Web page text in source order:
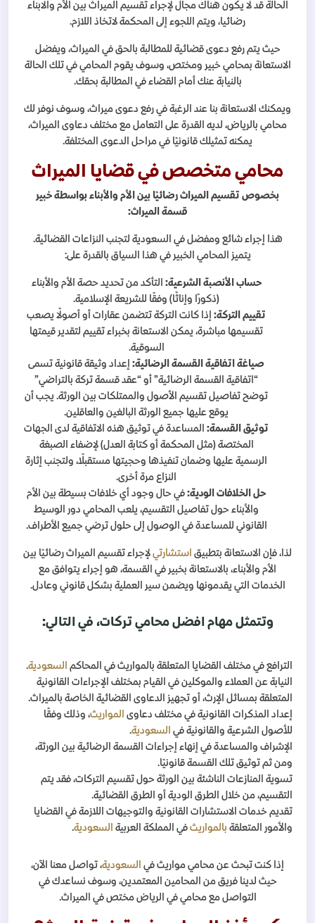
الحالة قد لا يكون هناك مجال لإجراء تقسيم الميراث بين الأم والابناء
رضائيا، ويتم اللجوء إلى المحكمة لاتخاذ اللازم.
حيث يتم رفع دعوى قضائية للمطالبة بالحق في الميراث، ويفضل
الاستعانة بمحامي خبير ومختص، وسوف يقوم المحامي في تلك الحالة
بالنيابة عنك أمام القضاء في المطالبة بحقك.
ويمكنك الاستعانة بنا عند الرغبة في رفع دعوى ميراث، وسوف نوفر لك
محامي بالرياض، لديه القدرة على التعامل مع مختلف دعاوى الميراث،
يمكنه تمثيلك قانونيًا في مراحل الدعوى المختلفة.
محامي متخصص في قضايا الميراث
بخصوص تقسيم الميراث رضائيًا بين الأم والأبناء بواسطة خبير
قسمة الميراث:
هذا إجراء شائع ومفضل في السعودية لتجنب النزاعات القضائية.
يتميز المحامي الخبير في هذا السياق بالقدرة على:
حساب الأنصبة الشرعية: التأكد من تحديد حصة الأم والأبناء
(ذكورًا وإناثًا) وفقًا للشريعة الإسلامية.
تقييم التركة: إذا كانت التركة تتضمن عقارات أو أصولًا يصعب
تقسيمها مباشرة، يمكن الاستعانة بخبراء تقييم لتقدير قيمتها
السوقية.
صياغة اتفاقية القسمة الرضائية: إعداد وثيقة قانونية تسمى
“اتفاقية القسمة الرضائية” أو “عقد قسمة تركة بالتراضي”
توضح تفاصيل تقسيم الأصول والممتلكات بين الورثة. يجب أن
يوقع عليها جميع الورثة البالغين والعاقلين.
توثيق القسمة: المساعدة في توثيق هذه الاتفاقية لدى الجهات
المختصة (مثل المحكمة أو كتابة العدل) لإضفاء الصبغة
الرسمية عليها وضمان تنفيذها وحجيتها مستقبلًا، ولتجنب إثارة
النزاع مرة أخرى.
حل الخلافات الودية: في حال وجود أي خلافات بسيطة بين الأم
والأبناء حول تفاصيل التقسيم، يلعب المحامي دور الوسيط
القانوني للمساعدة في الوصول إلى حلول ترضي جميع الأطراف.
لذا، فإن الاستعانة بتطبيق استشارتي لإجراء تقسيم الميراث رضائيًا بين
الأم والأبناء، بالاستعانة بخبير في القسمة، هو إجراء يتوافق مع
الخدمات التي يقدمونها ويضمن سير العملية بشكل قانوني وعادل.
وتتمثل مهام افضل محامي تركات، في التالي:
الترافع في مختلف القضايا المتعلقة بالمواريث في المحاكم السعودية.
النيابة عن العملاء والموكلين في القيام بمختلف الإجراءات القانونية
المتعلقة بمسائل الإرث، أو تجهيز الدعاوى القضائية الخاصة بالميراث.
إعداد المذكرات القانونية في مختلف دعاوى المواريث، وذلك وفقًا
للأصول الشرعية والقانونية في السعودية.
الإشراف والمساعدة في إنهاء إجراءات القسمة الرضائية بين الورثة،
ومن ثم توثيق تلك القسمة قانونيًا.
تسوية المنازعات الناشئة بين الورثة حول تقسيم التركات، فقد يتم
التقسيم، من خلال الطرق الودية أو الطرق القضائية.
تقديم خدمات الاستشارات القانونية والتوجيهات اللازمة في القضايا
والأمور المتعلقة بالمواريث في المملكة العربية السعودية.
إذا كنت تبحث عن محامي مواريث في السعودية، تواصل معنا الآن،
حيث لدينا فريق من المحامين المعتمدين، وسوف نساعدك في
التواصل مع محامي في الرياض مختص في الميراث.